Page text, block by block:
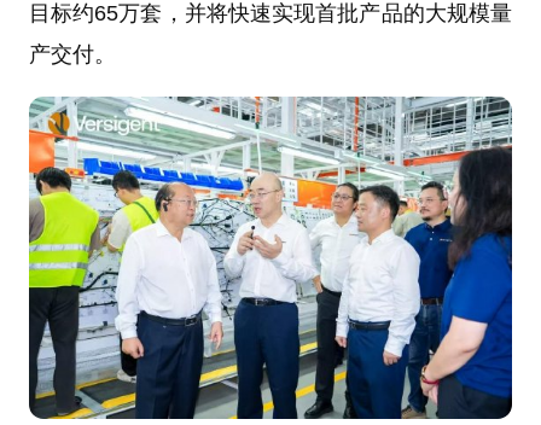
目标约65万套，并将快速实现首批产品的大规模量
产交付。